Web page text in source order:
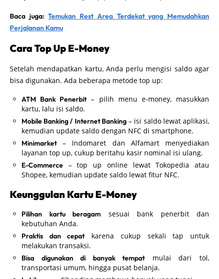
Baca juga:Temukan Rest Area Terdekat yang Memudahkan
Perjalanan Kamu
Cara Top Up E-Money
Setelah mendapatkan kartu, Anda perlu mengisi saldo agar
bisa digunakan. Ada beberapa metode top up:
ATM Bank Penerbit– pilih menu e-money, masukkan
kartu, lalu isi saldo.
Mobile Banking / Internet Banking– isi saldo lewat aplikasi,
kemudian update saldo dengan NFC di smartphone.
Minimarket– Indomaret dan Alfamart menyediakan
layanan top up, cukup beritahu kasir nominal isi ulang.
E-Commerce – top up online lewat Tokopedia atau
Shopee, kemudian update saldo lewat fitur NFC.
Keunggulan Kartu E-Money
Pilihan kartu beragam sesuai bank penerbit dan
kebutuhan Anda.
Praktis dan cepatkarena cukup sekali tap untuk
melakukan transaksi.
Bisa digunakan di banyak tempatmulai dari tol,
transportasi umum, hingga pusat belanja.